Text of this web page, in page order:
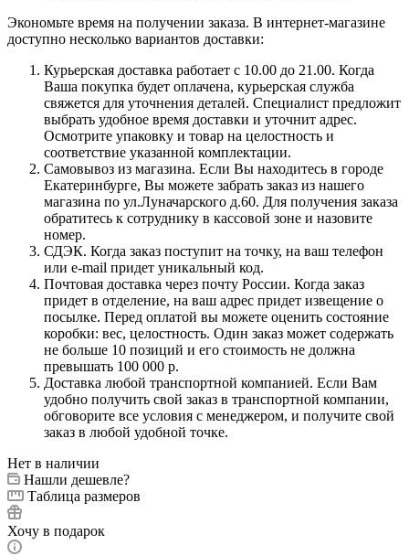
Экономьте время на получении заказа. В интернет-магазине
доступно несколько вариантов доставки:
Курьерская доставка работает с 10.00 до 21.00. Когда
Ваша покупка будет оплачена, курьерская служба
свяжется для уточнения деталей. Специалист предложит
выбрать удобное время доставки и уточнит адрес.
Осмотрите упаковку и товар на целостность и
соответствие указанной комплектации.
Самовывоз из магазина. Если Вы находитесь в городе
Екатеринбурге, Вы можете забрать заказ из нашего
магазина по ул.Луначарского д.60. Для получения заказа
обратитесь к сотруднику в кассовой зоне и назовите
номер.
СДЭК. Когда заказ поступит на точку, на ваш телефон
или e-mail придет уникальный код.
Почтовая доставка через почту России. Когда заказ
придет в отделение, на ваш адрес придет извещение о
посылке. Перед оплатой вы можете оценить состояние
коробки: вес, целостность. Один заказ может содержать
не больше 10 позиций и его стоимость не должна
превышать 100 000 р.
Доставка любой транспортной компанией. Если Вам
удобно получить свой заказ в транспортной компании,
обговорите все условия с менеджером, и получите свой
заказ в любой удобной точке.
Нет в наличии
Нашли дешевле?
Таблица размеров
Хочу в подарок